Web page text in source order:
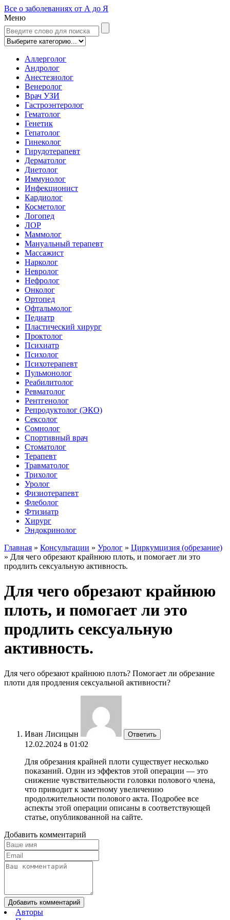
Все о заболеваниях от А до Я
Меню
Аллерголог
Андролог
Анестезиолог
Венеролог
Врач УЗИ
Гастроэнтеролог
Гематолог
Генетик
Гепатолог
Гинеколог
Гирудотерапевт
Дерматолог
Диетолог
Иммунолог
Инфекционист
Кардиолог
Косметолог
Логопед
ЛОР
Маммолог
Мануальный терапевт
Массажист
Нарколог
Невролог
Нефролог
Онколог
Ортопед
Офтальмолог
Педиатр
Пластический хирург
Проктолог
Психиатр
Психолог
Психотерапевт
Пульмонолог
Реабилитолог
Ревматолог
Рентгенолог
Репродуктолог (ЭКО)
Сексолог
Сомнолог
Спортивный врач
Стоматолог
Терапевт
Травматолог
Трихолог
Уролог
Физиотерапевт
Флеболог
Фтизиатр
Хирург
Эндокринолог
Главная » Консультации » Уролог » Циркумцизия (обрезание)
» Для чего обрезают крайнюю плоть, и помогает ли это
продлить сексуальную активность.
Для чего обрезают крайнюю
плоть, и помогает ли это
продлить сексуальную
активность.
Для чего обрезают крайнюю плоть? Помогает ли обрезание
плоти для продления сексуальной активности?
Иван Лисицын Ответить
12.02.2024 в 01:02
Для обрезания крайней плоти существует несколько
показаний. Один из эффектов этой операции — это
снижение чувствительности головки полового члена,
что приводит к заметному увеличению
продолжительности полового акта. Подробее все
аспекты этой операции описаны в соответствующей
статье, опубликованной на сайте.
Добавить комментарий
Добавить комментарий
Авторы